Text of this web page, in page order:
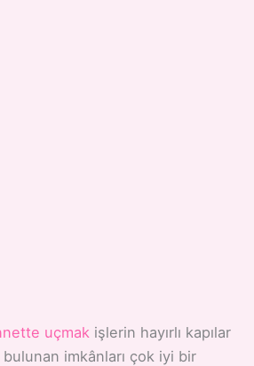
uçmak işlerin hayırlı kapılar
bulunan imkânları çok iyi bir